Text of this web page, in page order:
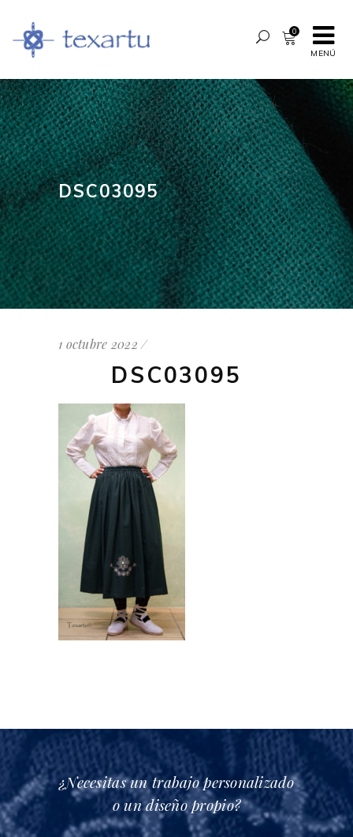
MENÚ
0
DSC03095
1 octubre 2022
DSC03095
¿Necesitas un trabajo personalizado
o un diseño propio?